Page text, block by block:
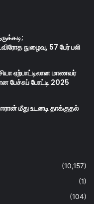
நுழைவு, 57 பேர் பலி
ஏற்பாட்டிலான மாணவர்
பேச்சுப் போட்டி 2025
மீது உடனடி தாக்குதல்
(10,157)
(1)
(104)